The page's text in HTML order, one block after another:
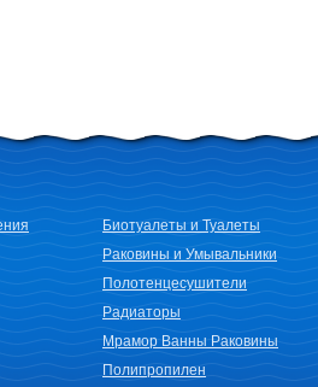
Биотуалеты и Туалеты
Раковины и Умывальники
Полотенцесушители
Радиаторы
Мрамор Ванны Раковины
Полипропилен